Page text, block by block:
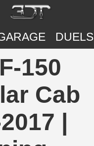
DUELS
150
Cab
|